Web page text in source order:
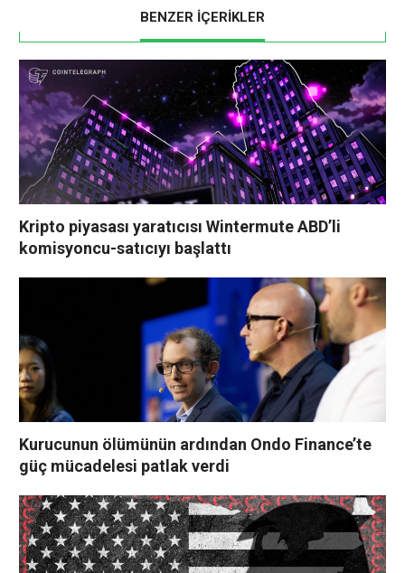
BENZER İÇERİKLER
Kripto piyasası yaratıcısı Wintermute ABD’li
komisyoncu-satıcıyı başlattı
Kurucunun ölümünün ardından Ondo Finance’te
güç mücadelesi patlak verdi